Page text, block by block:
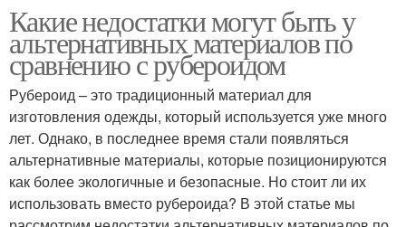
Какие недостатки могут быть у
альтернативных материалов по
сравнению с рубероидом
Рубероид – это традиционный материал для
изготовления одежды, который используется уже много
лет. Однако, в последнее время стали появляться
альтернативные материалы, которые позиционируются
как более экологичные и безопасные. Но стоит ли их
использовать вместо рубероида? В этой статье мы